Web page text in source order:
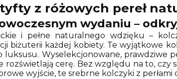
z różowych pereł
wydaniu –
i pełne naturalnego wdzięku –
biżuterii każdej kobiety. Te wyjątkowe
luksusu. Wyselekcjonowane, prawdziwe
rozświetlają cerę. Bez względu na to, czy
wyjście, te srebrne kolczyki z